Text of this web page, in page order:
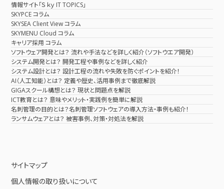
情報サイト「Ｓｋｙ IT TOPICS」
SKYPCE コラム
SKYSEA Client View コラム
SKYMENU Cloud コラム
キャリア採用 コラム
ソフトウェア開発とは？ 流れや手法などを詳しく紹介（ソフトウエア開発）
システム開発とは？ 開発工程や事例などを詳しく紹介
システム設計とは？ 設計工程の流れや失敗を防ぐポイントを紹介！
AI（人工知能）とは？ 定義や歴史、活用事例まで徹底解説
GIGAスクール構想とは？ 現状と問題点を解説
ICT教育とは？ 意味やメリット・実践例を簡単に解説
名刺管理の目的とは？名刺管理ソフトウェアの導入方法・事例も紹介！
ランサムウェアとは？ 被害事例、対策・対処法を解説
サイトマップ
個人情報の取り扱いについて